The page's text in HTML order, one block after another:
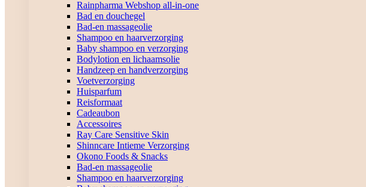
Rainpharma Webshop all-in-one
Bad en douchegel
Bad-en massageolie
Shampoo en haarverzorging
Baby shampoo en verzorging
Bodylotion en lichaamsolie
Handzeep en handverzorging
Voetverzorging
Huisparfum
Reisformaat
Cadeaubon
Accessoires
Ray Care Sensitive Skin
Shinncare Intieme Verzorging
Okono Foods & Snacks
Bad-en massageolie
Shampoo en haarverzorging